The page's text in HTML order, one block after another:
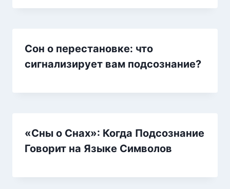
Сон о перестановке: что
сигнализирует вам подсознание?
«Сны о Снах»: Когда Подсознание
Говорит на Языке Символов